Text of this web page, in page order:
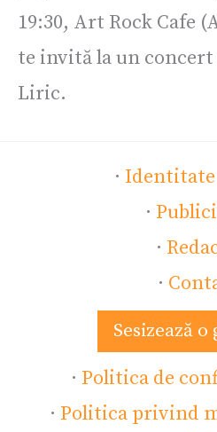
19:30, Art Rock Cafe
te invită la un
Liric.
·
·
·
·
Sesizează o
· Politica de
· Politica privind